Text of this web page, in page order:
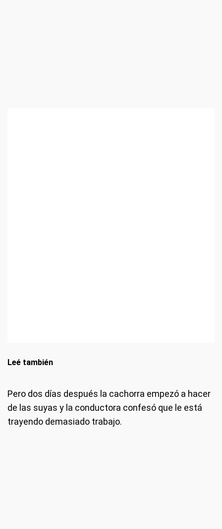
Pero dos días después la cachorra empezó a hacer
de las suyas y la conductora confesó que le está
trayendo demasiado trabajo.